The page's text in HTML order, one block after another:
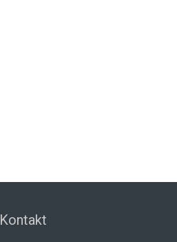
Kontakt